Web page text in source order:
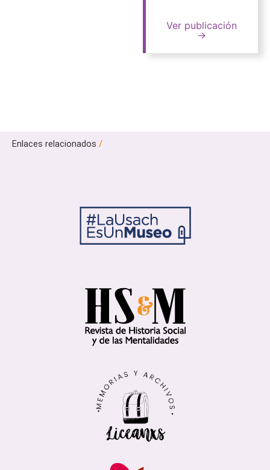
Ver publicación
→
Enlaces relacionados /